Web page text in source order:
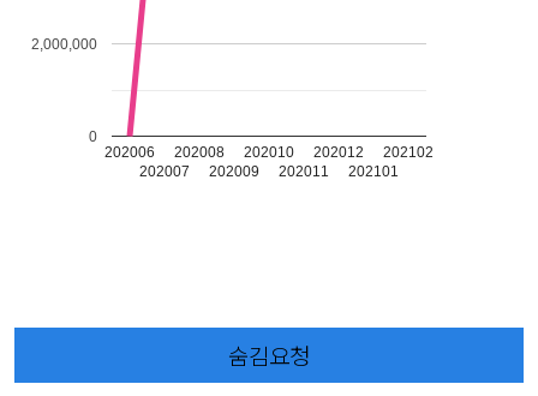
202006
202007
202008
202009
202010
202011
202012
202101
202102
0
2,000,000
숨김요청